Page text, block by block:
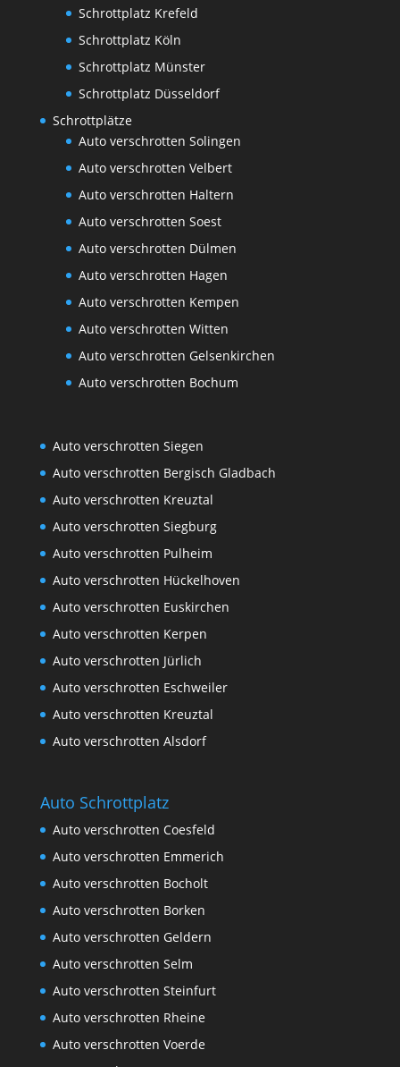
Schrottplatz Krefeld
Schrottplatz Köln
Schrottplatz Münster
Schrottplatz Düsseldorf
Schrottplätze
Auto verschrotten Solingen
Auto verschrotten Velbert
Auto verschrotten Haltern
Auto verschrotten Soest
Auto verschrotten Dülmen
Auto verschrotten Hagen
Auto verschrotten Kempen
Auto verschrotten Witten
Auto verschrotten Gelsenkirchen
Auto verschrotten Bochum
Auto verschrotten Siegen
Auto verschrotten Bergisch Gladbach
Auto verschrotten Kreuztal
Auto verschrotten Siegburg
Auto verschrotten Pulheim
Auto verschrotten Hückelhoven
Auto verschrotten Euskirchen
Auto verschrotten Kerpen
Auto verschrotten Jürlich
Auto verschrotten Eschweiler
Auto verschrotten Kreuztal
Auto verschrotten Alsdorf
Auto Schrottplatz
Auto verschrotten Coesfeld
Auto verschrotten Emmerich
Auto verschrotten Bocholt
Auto verschrotten Borken
Auto verschrotten Geldern
Auto verschrotten Selm
Auto verschrotten Steinfurt
Auto verschrotten Rheine
Auto verschrotten Voerde